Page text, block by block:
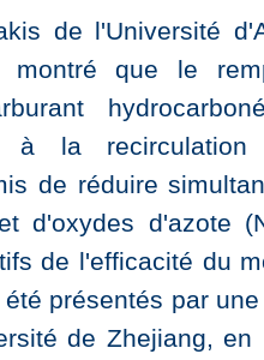
de l'Université
montré que le
à la
de réduire
d'oxydes d'azote
de l'efficacité du
présentés par
de Zhejiang, en